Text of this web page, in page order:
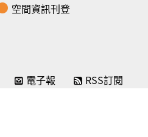
空間資訊刊登
電子報 RSS訂閱